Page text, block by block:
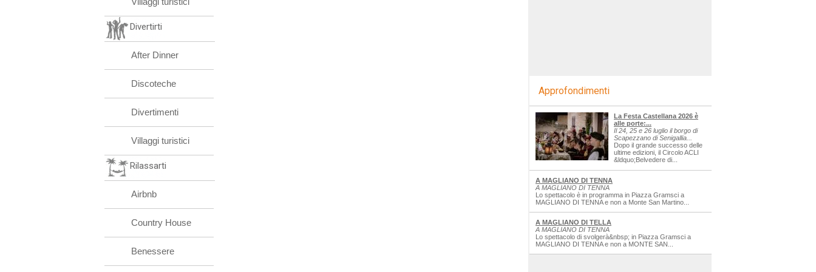
Divertirti
After Dinner
Discoteche
Divertimenti
Villaggi turistici
Rilassarti
Airbnb
Country House
Benessere
Approfondimenti
La Festa Castellana 2026 è
alle porte:...
Il 24, 25 e 26 luglio il borgo di
Scapezzano di Senigallia...
Dopo il grande successo delle
ultime edizioni, il Circolo ACLI
&ldquo;Belvedere di...
A MAGLIANO DI TENNA
A MAGLIANO DI TENNA
Lo spettacolo è in programma in Piazza Gramsci a
MAGLIANO DI TENNA e non a Monte San Martino...
A MAGLIANO DI TELLA
A MAGLIANO DI TENNA
Lo spettacolo di svolgerà&nbsp; in Piazza Gramsci a
MAGLIANO DI TENNA e non a MONTE SAN...